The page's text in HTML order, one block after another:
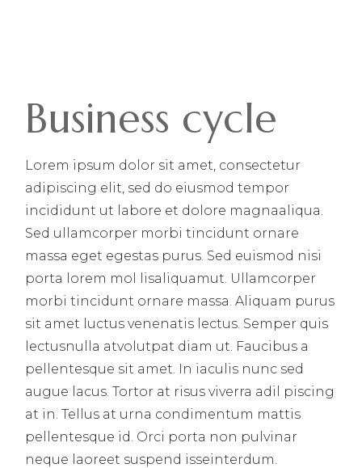
Business cycle
Lorem ipsum dolor sit amet, consectetur
adipiscing elit, sed do eiusmod tempor
incididunt ut labore et dolore magnaaliqua.
Sed ullamcorper morbi tincidunt ornare
massa eget egestas purus. Sed euismod nisi
porta lorem mol lisaliquamut. Ullamcorper
morbi tincidunt ornare massa. Aliquam purus
sit amet luctus venenatis lectus. Semper quis
lectusnulla atvolutpat diam ut. Faucibus a
pellentesque sit amet. In iaculis nunc sed
augue lacus. Tortor at risus viverra adil piscing
at in. Tellus at urna condimentum mattis
pellentesque id. Orci porta non pulvinar
neque laoreet suspend isseinterdum.